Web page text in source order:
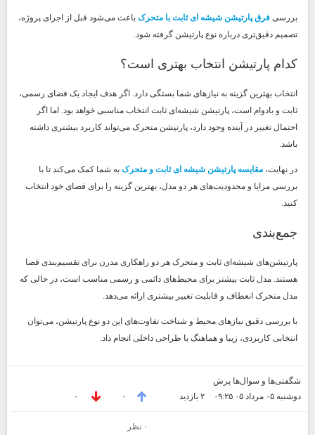
بررسی فرق پارتیشن شیشه ای ثابت با متحرک باعث می‌شود قبل از اجرای پروژه،
تصمیم دقیق‌تری درباره نوع پارتیشن گرفته شود.
کدام پارتیشن انتخاب بهتری است؟
انتخاب بهترین گزینه به نیازهای شما بستگی دارد. اگر هدف ایجاد یک فضای رسمی،
ثابت و بادوام است، پارتیشن شیشه‌ای ثابت انتخاب مناسبی خواهد بود. اما اگر
احتمال تغییر در آینده وجود دارد، پارتیشن متحرک می‌تواند کاربرد بیشتری داشته
باشد.
در نهایت، مقایسه پارتیشن شیشه ای ثابت و متحرک به شما کمک می‌کند تا با
بررسی مزایا و محدودیت‌های هر دو مدل، بهترین گزینه را برای فضای خود انتخاب
کنید.
جمع‌بندی
پارتیشن‌های شیشه‌ای ثابت و متحرک هر دو راهکاری مدرن برای تقسیم‌بندی فضا
هستند. مدل ثابت بیشتر برای محیط‌های دائمی و رسمی مناسب است، در حالی که
مدل متحرک انعطاف و قابلیت تغییر بیشتری ارائه می‌دهد.
با بررسی دقیق نیازهای محیط و شناخت تفاوت‌های این دو نوع پارتیشن، می‌توان
انتخابی کاربردی، زیبا و هماهنگ با طراحی داخلی انجام داد.
شگفتی‌ها و سوال‌ها پرش
دوشنبه ۰۵ مرداد ۰۵ ۰۹:۲۵
۲ بازديد ۰ ۰
۰ نظر